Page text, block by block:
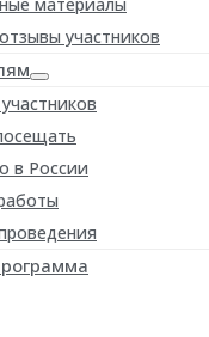
участников
в России